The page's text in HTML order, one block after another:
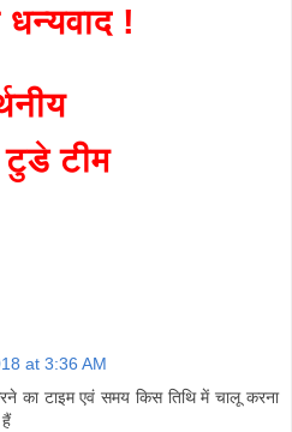
!
टीम
at 3:36 AM
का टाइम एवं समय किस तिथि में चालू करना